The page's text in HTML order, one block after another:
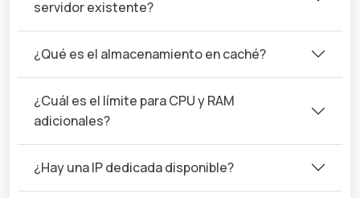
servidor existente?
¿Qué es el almacenamiento en caché?
¿Cuál es el límite para CPU y RAM
adicionales?
¿Hay una IP dedicada disponible?